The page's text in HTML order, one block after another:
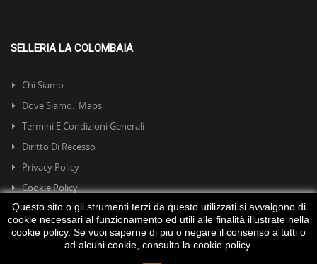
Questo sito o gli strumenti terzi da questo utilizzati si avvalgono di
cookie necessari al funzionamento ed utili alle finalità illustrate nella
cookie policy. Se vuoi saperne di più o negare il consenso a tutti o
ad alcuni cookie, consulta la cookie policy.
SELLERIA LA COLOMBAIA
Chi Siamo
Dove Siamo: Maps
Termini E Condizioni Generali
Diritto Di Recesso
Privacy Policy
Cookie Policy